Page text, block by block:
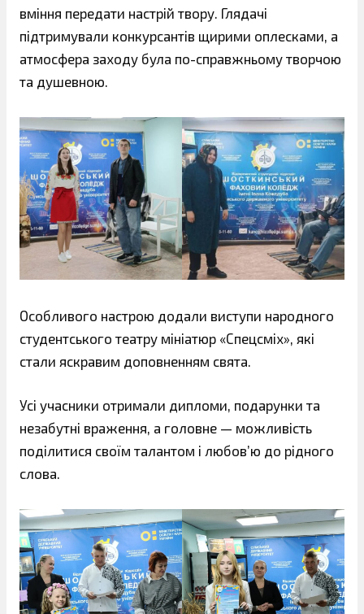
вміння передати настрій твору. Глядачі
підтримували конкурсантів щирими оплесками, а
атмосфера заходу була по-справжньому творчою
та душевною.
Особливого настрою додали виступи народного
студентського театру мініатюр «Спецсміх», які
стали яскравим доповненням свята.
Усі учасники отримали дипломи, подарунки та
незабутні враження, а головне — можливість
поділитися своїм талантом і любов’ю до рідного
слова.